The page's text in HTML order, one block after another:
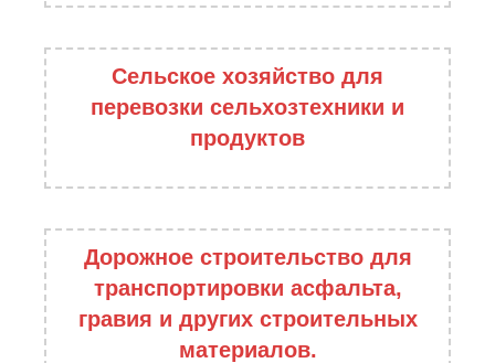
Сельское хозяйство для
перевозки сельхозтехники и
продуктов
Дорожное строительство для
транспортировки асфальта,
гравия и других строительных
материалов.